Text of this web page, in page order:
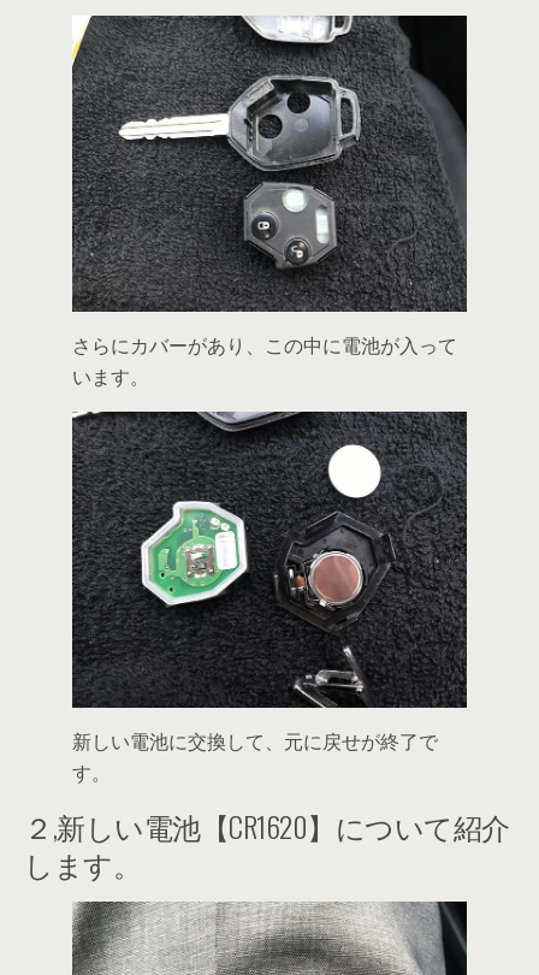
さらにカバーがあり、この中に電池が入って
います。
新しい電池に交換して、元に戻せが終了で
す。
２,新しい電池【CR1620】について紹介
します。